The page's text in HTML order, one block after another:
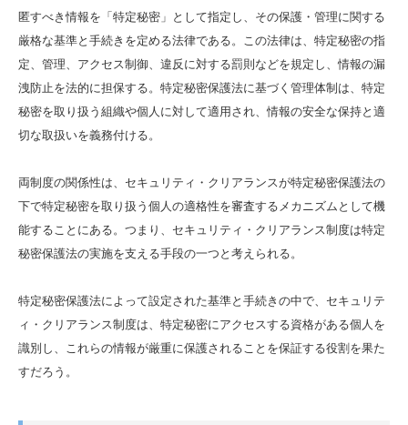
匿すべき情報を「特定秘密」として指定し、その保護・管理に関する
厳格な基準と手続きを定める法律である。この法律は、特定秘密の指
定、管理、アクセス制御、違反に対する罰則などを規定し、情報の漏
洩防止を法的に担保する。特定秘密保護法に基づく管理体制は、特定
秘密を取り扱う組織や個人に対して適用され、情報の安全な保持と適
切な取扱いを義務付ける。
両制度の関係性は、セキュリティ・クリアランスが特定秘密保護法の
下で特定秘密を取り扱う個人の適格性を審査するメカニズムとして機
能することにある。つまり、セキュリティ・クリアランス制度は特定
秘密保護法の実施を支える手段の一つと考えられる。
特定秘密保護法によって設定された基準と手続きの中で、セキュリテ
ィ・クリアランス制度は、特定秘密にアクセスする資格がある個人を
識別し、これらの情報が厳重に保護されることを保証する役割を果た
すだろう。